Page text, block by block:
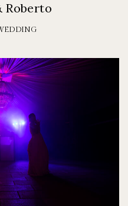
Roberto